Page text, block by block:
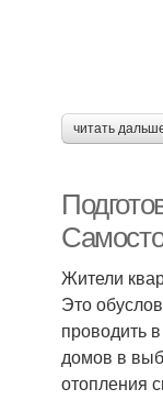
читать
Жители
Это
проводить
домов в
отопления